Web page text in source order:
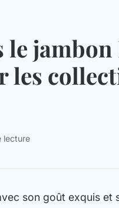
jambon
les
lecture
son goût exquis